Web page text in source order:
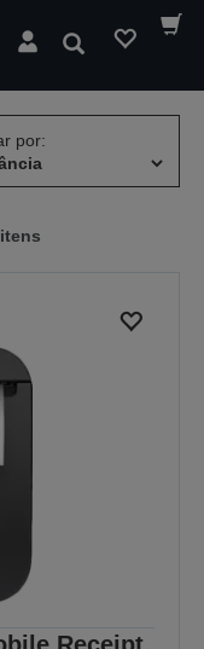
Pesquisar
por: